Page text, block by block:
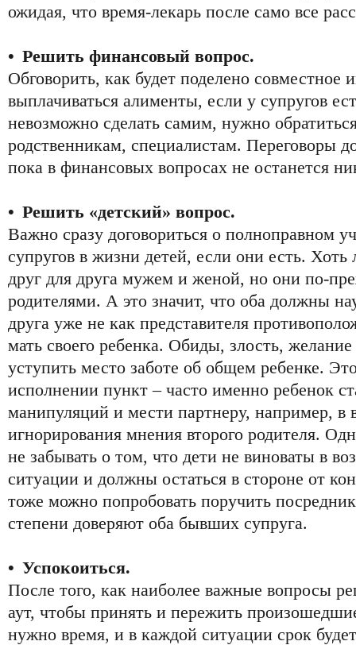
ожидая, что время-лекарь после само все
• Решить финансовый вопрос.
Обговорить, как будет поделено совместное
выплачиваться алименты, если у супругов
невозможно сделать самим, нужно
родственникам, специалистам. Переговоры
пока в финансовых вопросах не останется
• Решить «детский» вопрос.
Важно сразу договориться о полноправном
супругов в жизни детей, если они есть.
друг для друга мужем и женой, но они по-
родителями. А это значит, что оба должны
друга уже не как представителя
мать своего ребенка. Обиды, злость,
уступить место заботе об общем ребенке.
исполнении пункт – часто именно ребенок
манипуляций и мести партнеру, например, в
игнорирования мнения второго родителя.
не забывать о том, что дети не виноваты в
ситуации и должны остаться в стороне от
тоже можно попробовать поручить
степени доверяют оба бывших супруга.
• Успокоиться.
После того, как наиболее важные вопросы
аут, чтобы принять и пережить
нужно время, и в каждой ситуации срок